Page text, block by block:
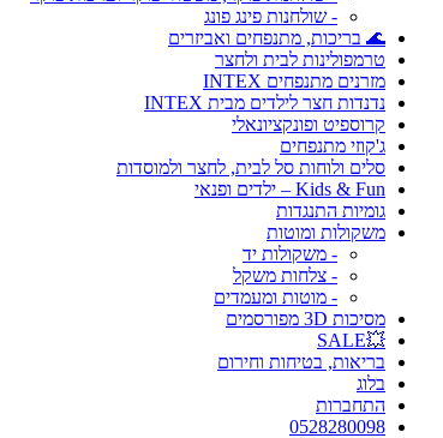
- שולחנות פינג פונג
🌊 בריכות, מתנפחים ואביזרים
טרמפולינות לבית ולחצר
מזרנים מתנפחים INTEX
נדנדות חצר לילדים מבית INTEX
קרוספיט ופונקציונאלי
ג'קוזי מתנפחים
סלים ולוחות סל לבית, לחצר ולמוסדות
Kids & Fun – ילדים ופנאי
גומיות התנגדות
משקולות ומוטות
- משקולות יד
- צלחות משקל
- מוטות ומעמדים
מסיכות 3D מפורסמים
💥SALE
בריאות, בטיחות וחירום
בלוג
התחברות
0528280098